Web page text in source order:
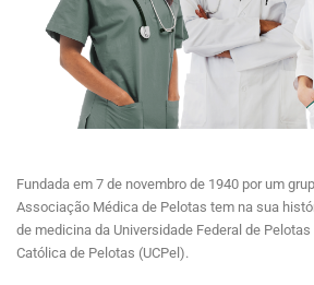
Fundada em 7 de novembro de 1940 por um
Associação Médica de Pelotas tem na sua
de medicina da Universidade Federal de
Católica de Pelotas (UCPel).